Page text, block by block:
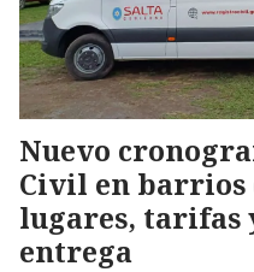
Nuevo
Civil en barrios
lugares, tarifas
entrega